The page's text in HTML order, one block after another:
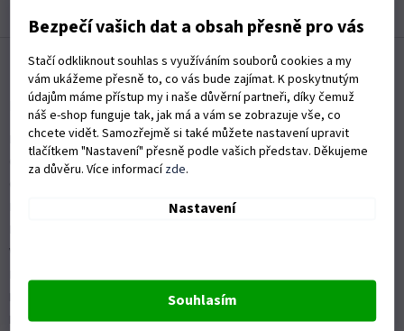
Bezpečí vašich dat a obsah přesně pro vás
Stačí odkliknout souhlas s využíváním souborů cookies a my
vám ukážeme přesně to, co vás bude zajímat. K poskytnutým
údajům máme přístup my i naše důvěrní partneři, díky čemuž
náš e-shop funguje tak, jak má a vám se zobrazuje vše, co
chcete vidět. Samozřejmě si také můžete nastavení upravit
tlačítkem "Nastavení" přesně podle vašich představ. Děkujeme
za důvěru. Více informacízde.
Nastavení
Souhlasím
Informace pro vás
Kontakty
Obchodní podmínky
Vrácení zboží a reklamace
Nákup na splátky
Politika kvality